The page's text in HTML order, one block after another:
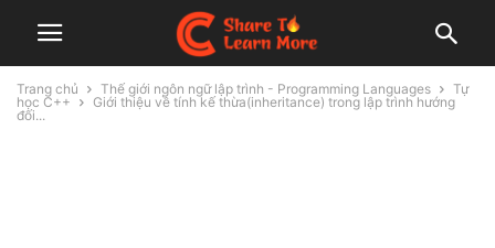
Trang chủ Thế giới ngôn ngữ lập trình - Programming Languages
Tự
học C++
Giới thiệu về tính kế thừa(inheritance) trong lập trình hướng
đối...